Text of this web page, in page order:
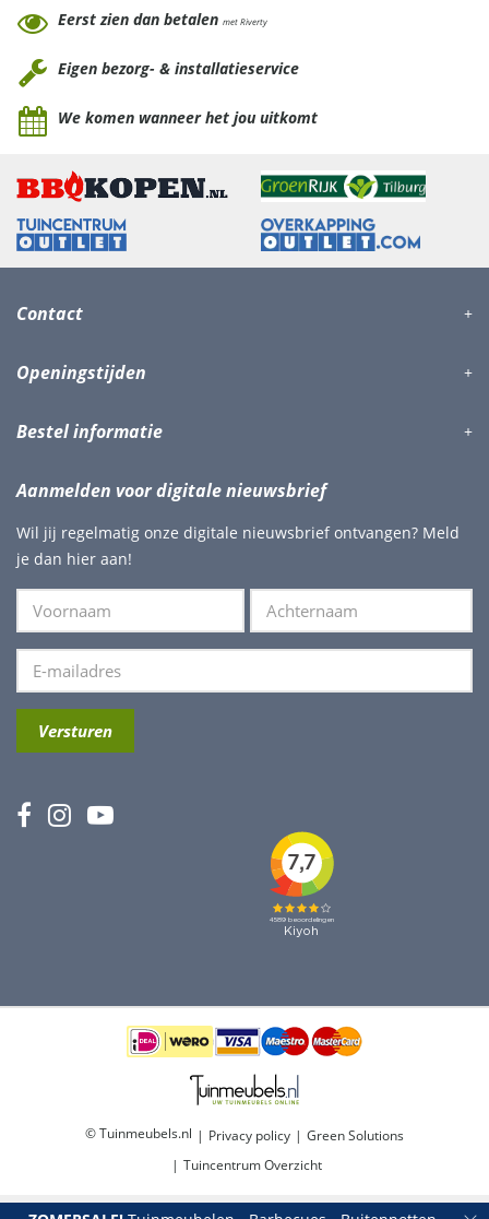
Eerst zien dan betalen met Riverty
Eigen bezorg- & installatieservice
We komen wanneer het jou uitkomt
Contact
Openingstijden
Bestel informatie
Aanmelden voor digitale nieuwsbrief
Wil jij regelmatig onze digitale nieuwsbrief ontvangen? Meld
je dan hier aan!
© Tuinmeubels.nl Privacy policy
Green Solutions
Tuincentrum Overzicht